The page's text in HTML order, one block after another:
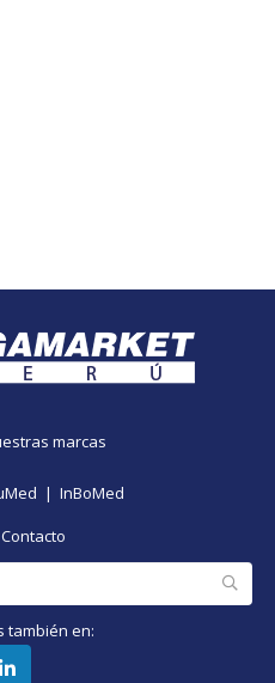
marcas
| InBoMed
Contacto
también en: